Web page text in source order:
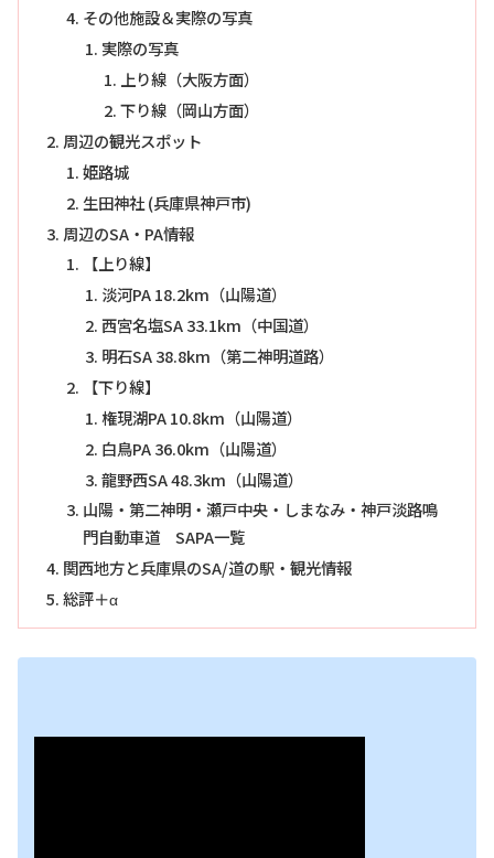
その他施設＆実際の写真
実際の写真
上り線（大阪方面）
下り線（岡山方面）
周辺の観光スポット
姫路城
生田神社 (兵庫県神戸市)
周辺のSA・PA情報
【上り線】
淡河PA 18.2km（山陽道）
西宮名塩SA 33.1km（中国道）
明石SA 38.8km（第二神明道路）
【下り線】
権現湖PA 10.8km（山陽道）
白鳥PA 36.0km（山陽道）
龍野西SA 48.3km（山陽道）
山陽・第二神明・瀬戸中央・しまなみ・神戸淡路鳴
門自動車道 SAPA一覧
関西地方と兵庫県のSA/道の駅・観光情報
総評＋α